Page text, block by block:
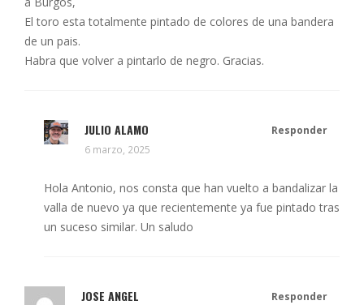
El toro esta totalmente pintado de colores de una bandera
de un pais.
Habra que volver a pintarlo de negro. Gracias.
JULIO ALAMO
6 marzo, 2025
Responder
Hola Antonio, nos consta que han vuelto a bandalizar la
valla de nuevo ya que recientemente ya fue pintado tras
un suceso similar. Un saludo
JOSE ANGEL Responder